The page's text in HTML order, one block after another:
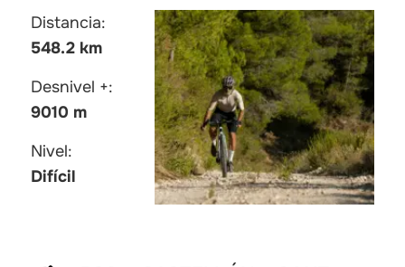
Distancia:
548.2 km
Desnivel +:
9010 m
Nivel:
Difícil